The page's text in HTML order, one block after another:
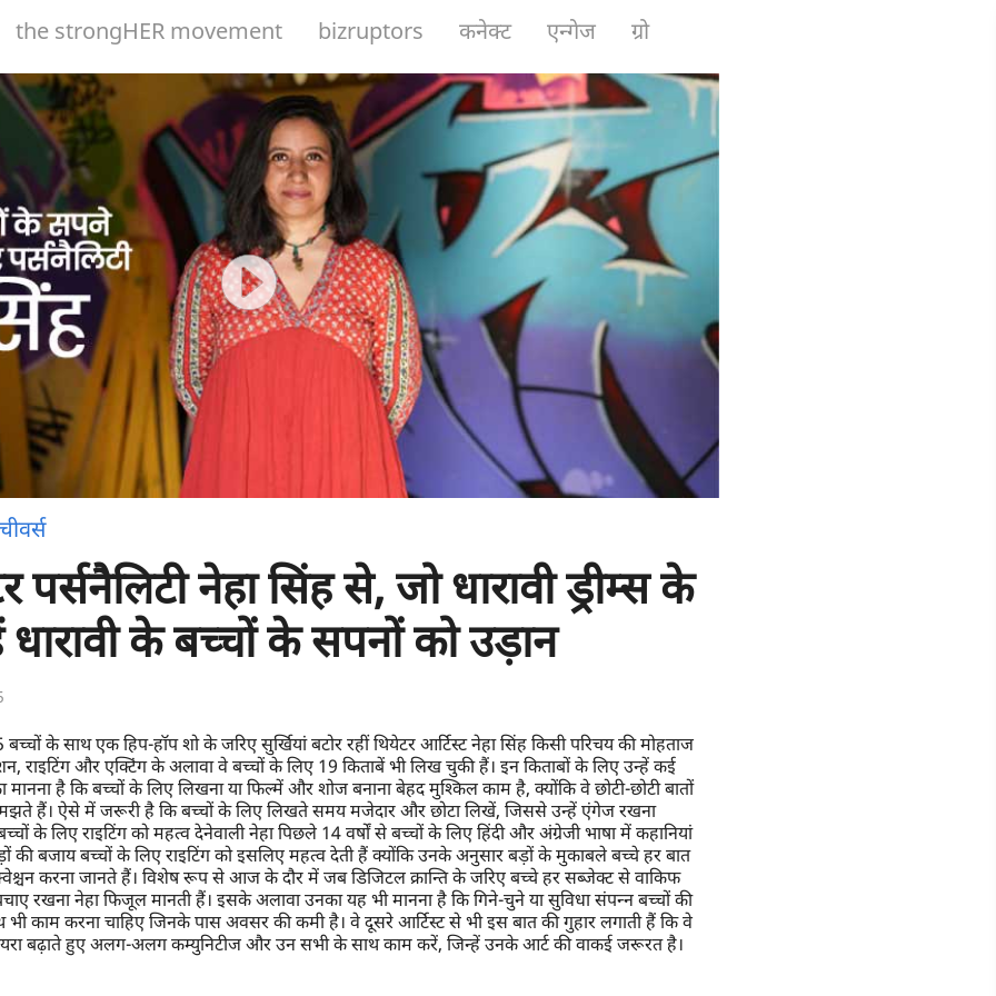
the strongHER movement bizruptors कनेक्ट एन्गेज ग्रो
पर्सनैलिटी नेहा सिंह से, जो धारावी ड्रीम्स के
धारावी के बच्चों के सपनों को उड़ान
के साथ एक हिप-हॉप शो के जरिए सुर्खियां बटोर रहीं थियेटर आर्टिस्ट नेहा सिंह किसी परिचय की मोहताज
राइटिंग और एक्टिंग के अलावा वे बच्चों के लिए 19 किताबें भी लिख चुकी हैं। इन किताबों के लिए उन्हें कई
है कि बच्चों के लिए लिखना या फिल्में और शोज बनाना बेहद मुश्किल काम है, क्योंकि वे छोटी-छोटी बातों
हैं। ऐसे में जरूरी है कि बच्चों के लिए लिखते समय मजेदार और छोटा लिखें, जिससे उन्हें एंगेज रखना
के लिए राइटिंग को महत्व देनेवाली नेहा पिछले 14 वर्षों से बच्चों के लिए हिंदी और अंग्रेजी भाषा में कहानियां
की बजाय बच्चों के लिए राइटिंग को इसलिए महत्व देती हैं क्योंकि उनके अनुसार बड़ों के मुकाबले बच्चे हर बात
करना जानते हैं। विशेष रूप से आज के दौर में जब डिजिटल क्रान्ति के जरिए बच्चे हर सब्जेक्ट से वाकिफ
रखना नेहा फिजूल मानती हैं। इसके अलावा उनका यह भी मानना है कि गिने-चुने या सुविधा संपन्न बच्चों की
काम करना चाहिए जिनके पास अवसर की कमी है। वे दूसरे आर्टिस्ट से भी इस बात की गुहार लगाती हैं कि वे
बढ़ाते हुए अलग-अलग कम्युनिटीज और उन सभी के साथ काम करें, जिन्हें उनके आर्ट की वाकई जरूरत है।